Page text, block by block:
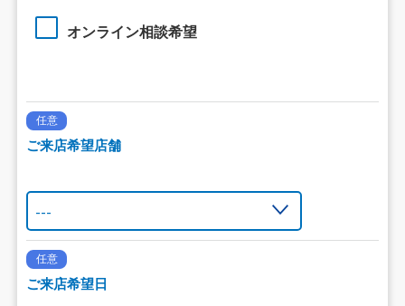
オンライン相談希望
任意
ご来店希望店舗
任意
ご来店希望日